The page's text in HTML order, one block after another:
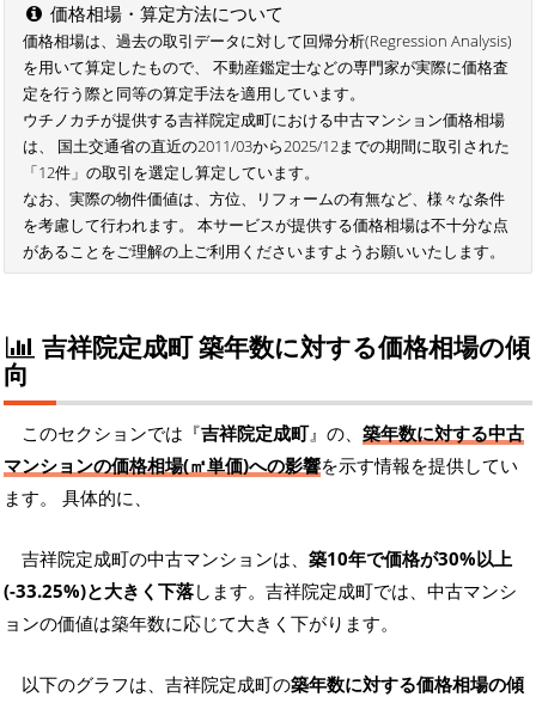
価格相場・算定方法について
価格相場は、過去の取引データに対して回帰分析(Regression Analysis)
を用いて算定したもので、 不動産鑑定士などの専門家が実際に価格査
定を行う際と同等の算定手法を適用しています。
ウチノカチが提供する吉祥院定成町における中古マンション価格相場
は、 国土交通省の直近の2011/03から2025/12までの期間に取引された
「12件」の取引を選定し算定しています。
なお、実際の物件価値は、方位、リフォームの有無など、様々な条件
を考慮して行われます。 本サービスが提供する価格相場は不十分な点
があることをご理解の上ご利用くださいますようお願いいたします。
吉祥院定成町 築年数に対する価格相場の傾
向
このセクションでは『吉祥院定成町』の、 築年数に対する中古
マンションの価格相場(㎡単価)への影響を示す情報を提供してい
ます。 具体的に、
吉祥院定成町の中古マンションは、 築10年で価格が30%以上
(-33.25%)と大きく下落します。吉祥院定成町では、中古マンシ
ョンの価値は築年数に応じて大きく下がります。
以下のグラフは、吉祥院定成町の築年数に対する価格相場の傾